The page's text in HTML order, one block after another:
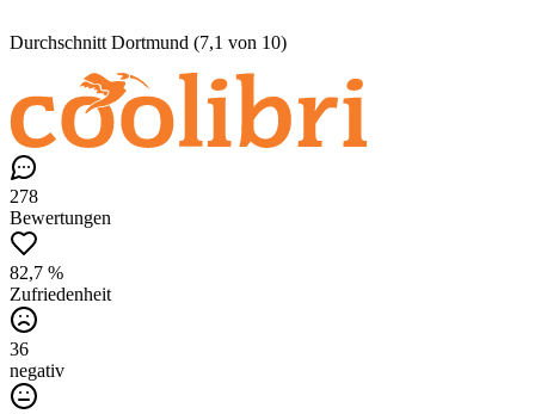
Durchschnitt Dortmund (7,1 von 10)
278
Bewertungen
82,7 %
Zufriedenheit
36
negativ